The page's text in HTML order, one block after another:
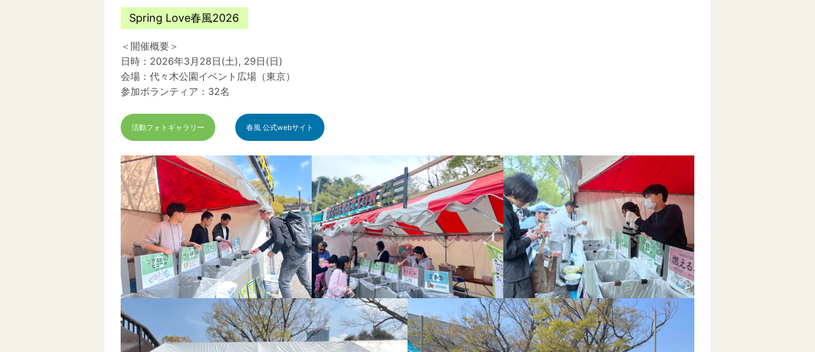
Spring Love春風2026
＜開催概要＞
日時：2026年3月28日(土), 29日(日)
会場：代々木公園イベント広場（東京）
参加ボランティア：32名
活動フォトギャラリー 春風 公式webサイト